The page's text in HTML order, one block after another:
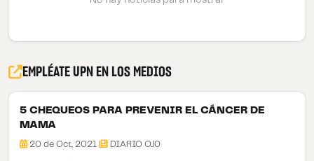
EMPLÉATE UPN EN LOS MEDIOS
5 CHEQUEOS PARA PREVENIR EL CÁNCER DE
MAMA
20 de Oct, 2021 DIARIO OJ0